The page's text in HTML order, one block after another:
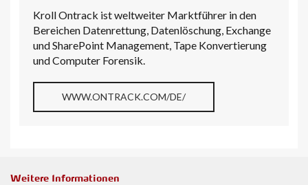
Kroll Ontrack ist weltweiter Marktführer in den
Bereichen Datenrettung, Datenlöschung, Exchange
und SharePoint Management, Tape Konvertierung
und Computer Forensik.
WWW.ONTRACK.COM/DE/
Weitere Informationen